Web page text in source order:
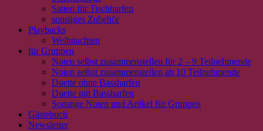
Saiten für Tischharfen
sonstiges Zubehör
Playbacks
Weihnachten
für Gruppen
Noten selbst zusammenstellen für 2 – 9 Teilnehmende
Noten selbst zusammenstellen ab 10 Teilnehmende
Duette ohne Bassharfen
Duette mit Bassharfen
Sonstige Noten und Artikel für Gruppen
Gästebuch
Newsletter